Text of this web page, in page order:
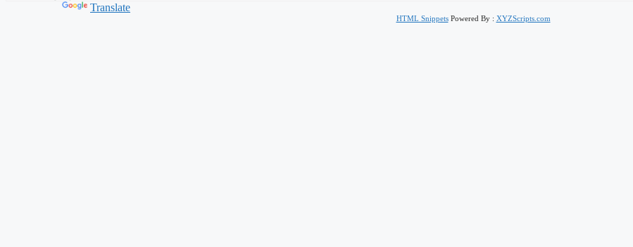
Translate
HTML SnippetsPowered By : XYZScripts.com